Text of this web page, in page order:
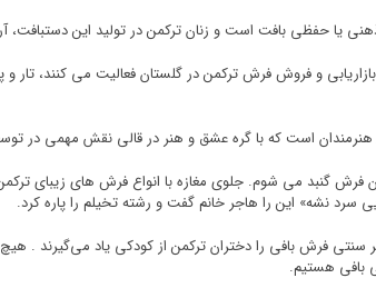
حفظی بافت است و زنان ترکمن در تولید این دستبافت،
و فروش فرش ترکمن در گلستان فعالیت می کنند، تار
است که با گره عشق و هنر در قالی نقش مهمی در
فرش گنبد می شوم. جلوی مغازه با انواع فرش های
سرد نشه» این را هاجر خانم گفت و رشته تخیلم را پاره کرد.
سنتی فرش بافی را دختران ترکمن از کودکی یاد می‌گیرند .
بافی هستیم.